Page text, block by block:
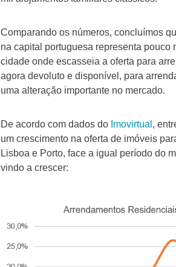
Comparando os números, concluímos
na capital portuguesa representa pouco
cidade onde escasseia a oferta para
agora devoluto e disponível, para
uma alteração importante no mercado.
De acordo com dados do Imovirtual ,
um crescimento na oferta de imóveis
Lisboa e Porto, face a igual período do
vindo a crescer: